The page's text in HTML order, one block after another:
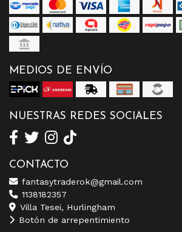
MEDIOS DE ENVÍO
NUESTRAS REDES SOCIALES
CONTACTO
fantasytraderok@gmail.com
1138182357
Villa Tesei, Hurlingham
Botón de arrepentimiento